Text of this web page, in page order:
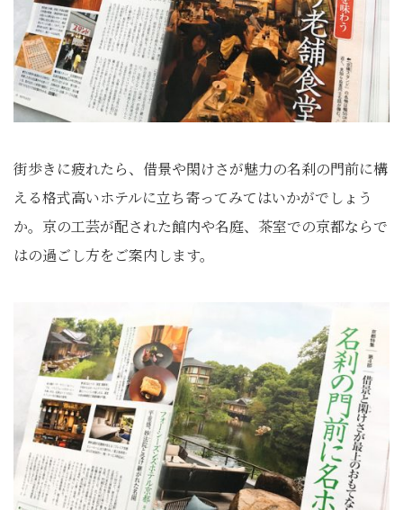
街歩きに疲れたら、 借景や閑けさが魅力の名刹の門前に構
える格式高いホテルに立ち寄ってみてはいかがでしょう
か。京の工芸が配された館内や名庭、 茶室での京都ならで
はの過ごし方をご案内します。